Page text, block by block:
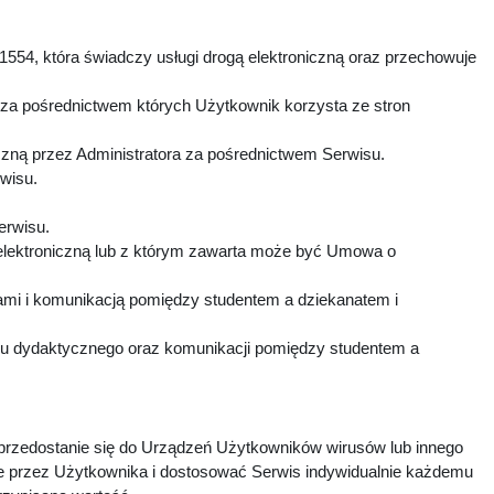
która świadczy usługi drogą elektroniczną oraz przechowuje
pośrednictwem których Użytkownik korzysta ze stron
przez Administratora za pośrednictwem Serwisu.
lub z którym zawarta może być Umowa o
i komunikacją pomiędzy studentem a dziekanatem i
dydaktycznego oraz komunikacji pomiędzy studentem a
się do Urządzeń Użytkowników wirusów lub innego
Użytkownika i dostosować Serwis indywidualnie każdemu